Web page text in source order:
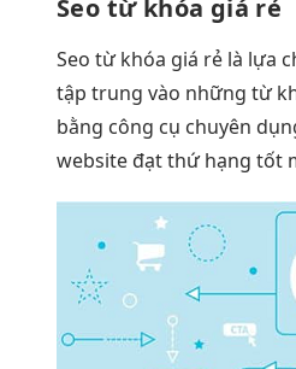
Seo từ khóa giá rẻ
Seo từ khóa giá rẻ là lựa
tập trung vào những từ
bằng công cụ chuyên
website đạt thứ hạng tốt